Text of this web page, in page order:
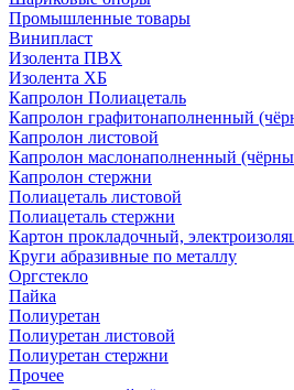
Промышленные товары
Винипласт
Изолента ПВХ
Изолента ХБ
Капролон Полиацеталь
Капролон графитонаполненный
Капролон листовой
Капролон маслонаполненный
Капролон стержни
Полиацеталь листовой
Полиацеталь стержни
Картон прокладочный,
Круги абразивные по металлу
Оргстекло
Пайка
Полиуретан
Полиуретан листовой
Полиуретан стержни
Прочее